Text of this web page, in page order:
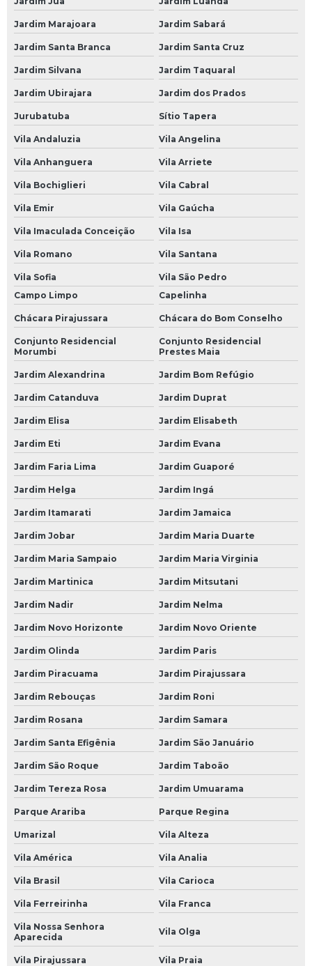
Borracharia 24 Horas
Borracharia 24 Horas em São Paulo
Borracharia 24 Horas em SP
Borracharia 24 Horas na Avenida do Estado
Borracharia 24 Horas na Paulista
Borracharia 24 Horas na Zona Leste
Borracharia 24 Horas na Zona Norte
Borracharia 24 Horas na Zona Oeste
Borracharia 24 Horas na Zona Sul
Borracharia 24 Horas no Morumbi
Borracharia 24 Horas SP
Borracheiro 24 Horas
Borracheiro 24 Horas SP
Mecânicas Automotivas
Centro Automotivo
Mecânica Automotiva
Mecânica Automotiva na Avenida do Estado
Mecânica Automotiva na Paulista
Mecânica Automotiva na Zona Leste
Mecânica Automotiva na Zona Norte
Mecânica Automotiva na Zona Oeste
Mecânica Automotiva na Zona Sul
Mecânica Automotiva no Morumbi
Mecânica Automóvel
Mecânica Carros
Mecânica de Automóveis
Mecânica de Autos
Mecânica de Carros
Mecânica de Motores
Mecânica em Geral
Mecânico Automotivo
Oficina Mecânica Automotiva
Oficinas Mecânicas
Oficina de Mecânica
Oficina Mecânica
Jardim Marajoara Jardim Sabará
Jardim Santa Branca Jardim Santa Cruz
Jardim Silvana Jardim Taquaral
Jardim Ubirajara Jardim dos Prados
Jurubatuba Sítio Tapera
Vila Andaluzia Vila Angelina
Vila Anhanguera Vila Arriete
Vila Bochiglieri Vila Cabral
Vila Emir Vila Gaúcha
Vila Imaculada Conceição Vila Isa
Vila Romano Vila Santana
Vila Sofia
Vila São Pedro
Campo Limpo
Capelinha
Chácara Pirajussara Chácara do Bom Conselho
Conjunto Residencial
Morumbi
Conjunto Residencial
Prestes Maia
Jardim Alexandrina Jardim Bom Refúgio
Jardim Catanduva Jardim Duprat
Jardim Elisa Jardim Elisabeth
Jardim Eti Jardim Evana
Jardim Faria Lima Jardim Guaporé
Jardim Helga Jardim Ingá
Jardim Itamarati Jardim Jamaica
Jardim Jobar Jardim Maria Duarte
Jardim Maria Sampaio Jardim Maria Virginia
Jardim Martinica Jardim Mitsutani
Jardim Nadir Jardim Nelma
Jardim Novo Horizonte Jardim Novo Oriente
Jardim Olinda Jardim Paris
Jardim Piracuama Jardim Pirajussara
Jardim Rebouças Jardim Roni
Jardim Rosana Jardim Samara
Jardim Santa Efigênia Jardim São Januário
Jardim São Roque Jardim Taboão
Jardim Tereza Rosa Jardim Umuarama
Parque Arariba Parque Regina
Umarizal Vila Alteza
Vila América Vila Analia
Vila Brasil Vila Carioca
Vila Ferreirinha Vila Franca
Vila Nossa Senhora
Aparecida
Vila Olga
Vila Pirajussara Vila Praia